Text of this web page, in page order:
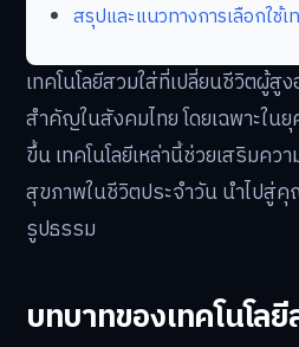
สรุปและแนวทางการเลือกใช้เ
เทคโนโลยีสวมใส่ที่เปลี่ยนชีวิตผู้สู
สำคัญในสังคมไทย โดยเฉพาะใน
ขึ้น เทคโนโลยีเหล่านี้ช่วยเสริมค
สุขภาพในชีวิตประจำวัน นำไปสู่
รูปธรรม
บทบาทของเทคโนโล